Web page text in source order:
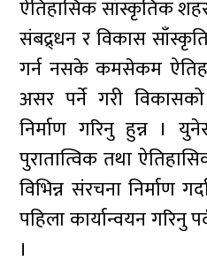
ऐतिहासिक साँस्कृतिक
संबद्र्धन र विकास
गर्न नसके कमसेकम
असर पर्ने गरी
निर्माण गरिनु हुन्न ।
पुरातात्विक तथा
विभिन्न संरचना निर्माण
पहिला कार्यान्वयन गरिनु
।